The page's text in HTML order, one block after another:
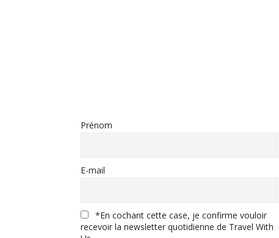
Prénom
E-mail
*En cochant cette case, je confirme vouloir
recevoir la newsletter quotidienne de Travel With